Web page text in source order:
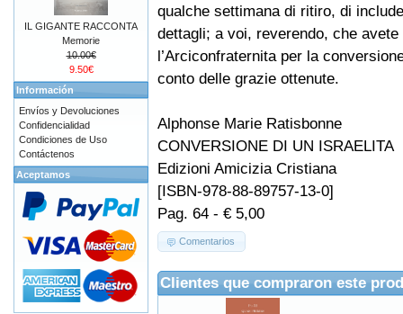
qualche settimana di ritiro, di
dettagli; a voi, reverendo, che avete
l’Arciconfraternita per la
conto delle grazie ottenute.
Alphonse Marie Ratisbonne
CONVERSIONE DI UN ISRAELITA
Edizioni Amicizia Cristiana
[ISBN-978-88-89757-13-0]
Pag. 64 - € 5,00
Comentarios
Clientes que compraron este
IL GIGANTE RACCONTA
Memorie
10.00€
9.50€
Información
Envíos y Devoluciones
Confidencialidad
Condiciones de Uso
Contáctenos
Aceptamos